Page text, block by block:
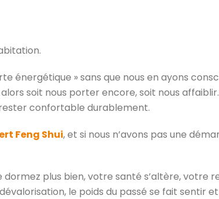
énergétique » sans que nous en ayons
soit nous porter encore, soit nous
confortable durablement.
Feng Shui, et si nous n’avons pas une
dormez plus bien, votre santé s’altère, votre
le poids du passé se fait sentir